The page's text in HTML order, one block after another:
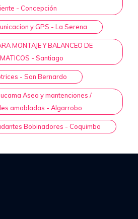
- Concepción
y GPS - La Serena
MONTAJE Y BALANCEO DE
- Santiago
- San Bernardo
Aseo y mantenciones /
amobladas - Algarrobo
Bobinadores - Coquimbo